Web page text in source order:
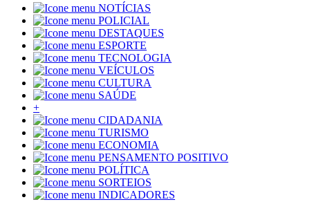
NOTÍCIAS
POLICIAL
DESTAQUES
ESPORTE
TECNOLOGIA
VEÍCULOS
CULTURA
SAÚDE
+
CIDADANIA
TURISMO
ECONOMIA
PENSAMENTO POSITIVO
POLÍTICA
SORTEIOS
INDICADORES